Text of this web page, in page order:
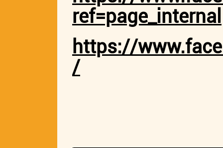
ref=page_internal
https://
/